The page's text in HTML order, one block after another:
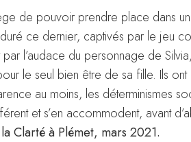
de pouvoir prendre place dans
ce dernier, captivés par le jeu
l’audace du personnage de
le seul bien être de sa fille. Ils ont
au moins, les déterminismes
et s’en accommodent, avant
Clarté à Plémet, mars 2021.